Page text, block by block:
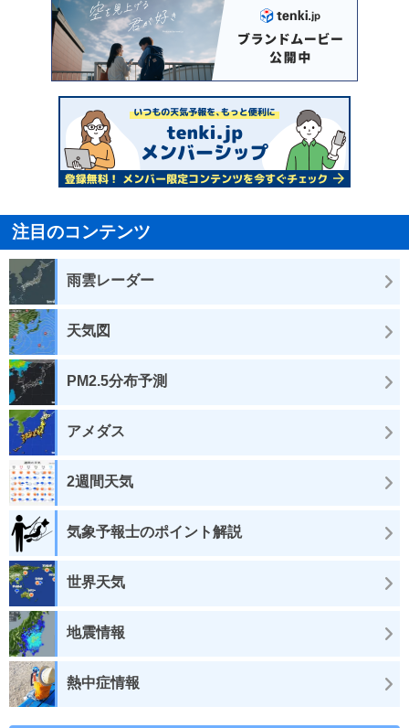
注目のコンテンツ
雨雲レーダー
天気図
PM2.5分布予測
アメダス
2週間天気
気象予報士のポイント解説
世界天気
地震情報
熱中症情報